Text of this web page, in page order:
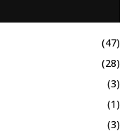
(47)
(28)
(3)
(1)
(3)